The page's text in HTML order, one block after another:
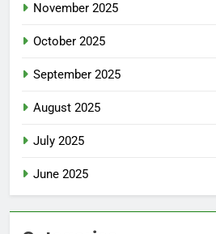
November 2025
October 2025
September 2025
August 2025
July 2025
June 2025